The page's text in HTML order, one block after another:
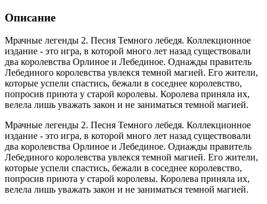
Описание
Мрачные легенды 2. Песня Темного лебедя. Коллекционное
издание - это игра, в которой много лет назад существовали
два королевства Орлиное и Лебединое. Однажды правитель
Лебединого королевства увлекся темной магией. Его жители,
которые успели спастись, бежали в соседнее королевство,
попросив приюта у старой королевы. Королева приняла их,
велела лишь уважать закон и не заниматься темной магией.
Мрачные легенды 2. Песня Темного лебедя. Коллекционное
издание - это игра, в которой много лет назад существовали
два королевства Орлиное и Лебединое. Однажды правитель
Лебединого королевства увлекся темной магией. Его жители,
которые успели спастись, бежали в соседнее королевство,
попросив приюта у старой королевы. Королева приняла их,
велела лишь уважать закон и не заниматься темной магией.